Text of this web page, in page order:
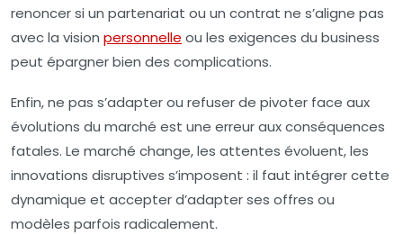
renoncer si un partenariat ou un contrat ne s’aligne pas
avec la vision personnelle ou les exigences du business
peut épargner bien des complications.
Enfin, ne pas s’adapter ou refuser de pivoter face aux
évolutions du marché est une erreur aux conséquences
fatales. Le marché change, les attentes évoluent, les
innovations disruptives s’imposent : il faut intégrer cette
dynamique et accepter d’adapter ses offres ou
modèles parfois radicalement.